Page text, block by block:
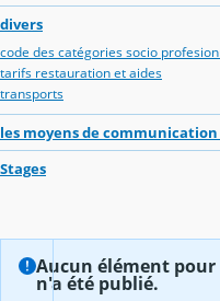
divers
code des catégories socio
tarifs restauration et aides
transports
les moyens de communication
Stages
Aucun élément
n'a été publié.